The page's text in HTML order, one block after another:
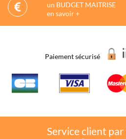
un BUDGET MAITRISE
en savoir +
Paiement sécurisé
Service client